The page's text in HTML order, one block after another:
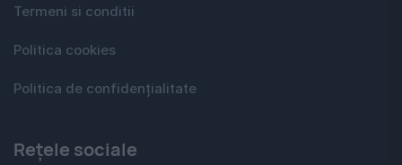
Termeni si conditii
Politica cookies
Politica de confidențialitate
Rețele sociale